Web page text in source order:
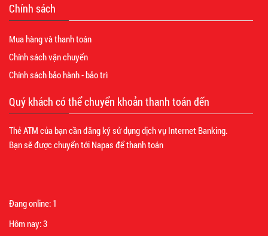
Chính sách
Mua hàng và thanh toán
Chính sách vận chuyển
Chính sách bảo hành - bảo trì
Quý khách có thể chuyển khoản thanh toán đến
Thẻ ATM của bạn cần đăng ký sử dụng dịch vụ Internet Banking.
Bạn sẽ được chuyển tới Napas để thanh toán
Đang online: 1
Hôm nay:3